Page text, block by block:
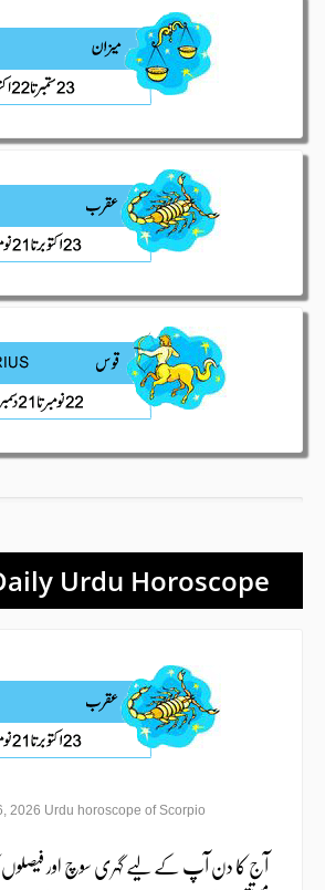
Urdu Horoscope
2026 Urdu horoscope of Scorpio
آج کا دن آپ کے لیے گہری سوچ اور